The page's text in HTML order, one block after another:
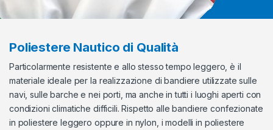
Poliestere Nautico di Qualità
Particolarmente resistente e allo stesso tempo leggero, è il
materiale ideale per la realizzazione di bandiere utilizzate sulle
navi, sulle barche e nei porti, ma anche in tutti i luoghi aperti con
condizioni climatiche difficili. Rispetto alle bandiere confezionate
in poliestere leggero oppure in nylon, i modelli in poliestere